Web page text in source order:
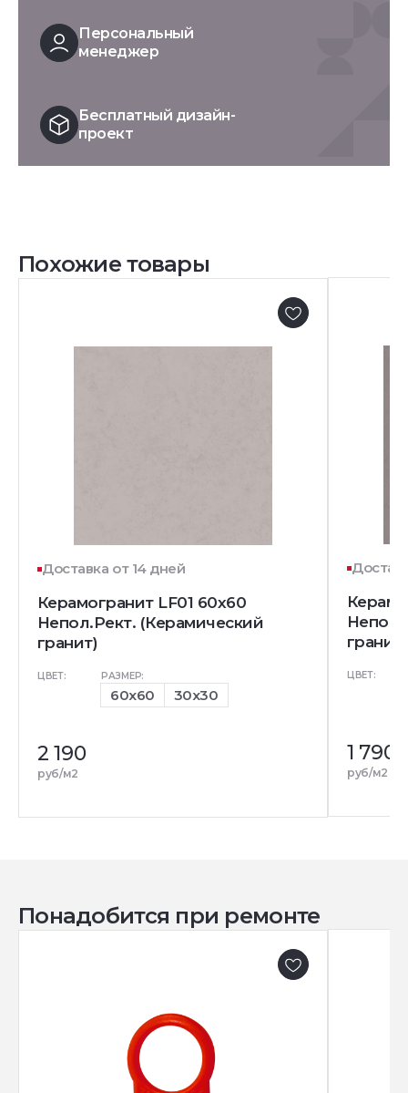
Персональный
менеджер
Бесплатный дизайн-
проект
Похожие товары
Доставка от 14 дней
Керамогранит LF01 60x60
Непол.Рект. (Керамический
гранит)
ЦВЕТ: РАЗМЕР:
60x60 30x30
2 190
руб/м2
гранит)
ЦВЕТ:
1 790
руб/м2
Понадобится при ремонте